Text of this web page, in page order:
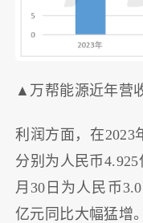
▲万帮能源近年营
利润方面，在2023
分别为人民币
月30日为人民币
亿元同比大幅猛增。